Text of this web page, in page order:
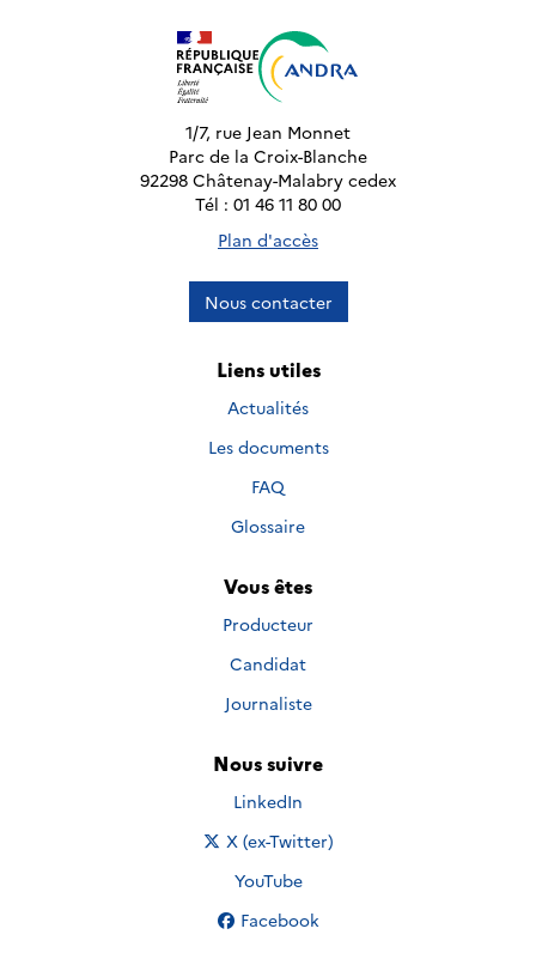
1/7, rue Jean Monnet
Parc de la Croix-Blanche
92298 Châtenay-Malabry cedex
Tél : 01 46 11 80 00
Plan d'accès
Nous contacter
Liens utiles
Actualités
Les documents
FAQ
Glossaire
Vous êtes
Producteur
Candidat
Journaliste
Nous suivre
Nous suivre sur
LinkedIn
Nous suivre sur
X (ex-Twitter)
Nous suivre sur
YouTube
Nous suivre sur
Facebook